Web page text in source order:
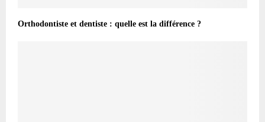
Orthodontiste et dentiste : quelle est la différence ?